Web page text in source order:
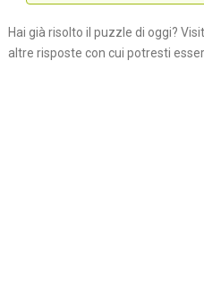
Hai già risolto il puzzle di oggi?
altre risposte con cui potresti